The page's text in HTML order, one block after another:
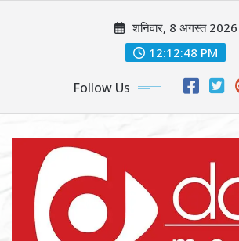
शनिवार, 8 अगस्त 2026
12:12:50 PM
Follow Us